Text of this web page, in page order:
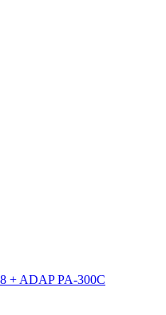
+ ADAP PA-300C